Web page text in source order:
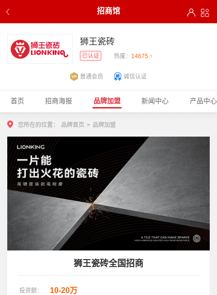
招商馆
狮王瓷砖
已认证 热度： 14675 ↑
普通会员 诚信认证
首页 招商海报 品牌加盟 新闻中心 产品中心
您所在的位置： 品牌首页 > 品牌加盟
狮王瓷砖全国招商
投资额： 10-20万